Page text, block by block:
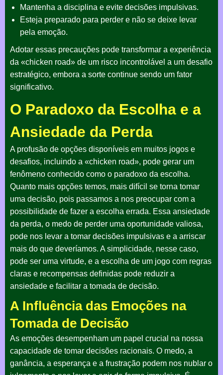
Mantenha a disciplina e evite decisões impulsivas.
Esteja preparado para perder e não se deixe levar
pela emoção.
Adotar essas precauções pode transformar a experiência
da «chicken road» de um risco incontrolável a um desafio
estratégico, embora a sorte continue sendo um fator
significativo.
O Paradoxo da Escolha e a
Ansiedade da Perda
A profusão de opções disponíveis em muitos jogos e
desafios, incluindo a «chicken road», pode gerar um
fenômeno conhecido como o paradoxo da escolha.
Quanto mais opções temos, mais difícil se torna tomar
uma decisão, pois passamos a nos preocupar com a
possibilidade de fazer a escolha errada. Essa ansiedade
da perda, o medo de perder uma oportunidade valiosa,
pode nos levar a tomar decisões impulsivas e a arriscar
mais do que deveríamos. A simplicidade, nesse caso,
pode ser uma virtude, e a escolha de um jogo com regras
claras e recompensas definidas pode reduzir a
ansiedade e facilitar a tomada de decisão.
A Influência das Emoções na
Tomada de Decisão
As emoções desempenham um papel crucial na nossa
capacidade de tomar decisões racionais. O medo, a
ganância, a esperança e a frustração podem nos nublar o